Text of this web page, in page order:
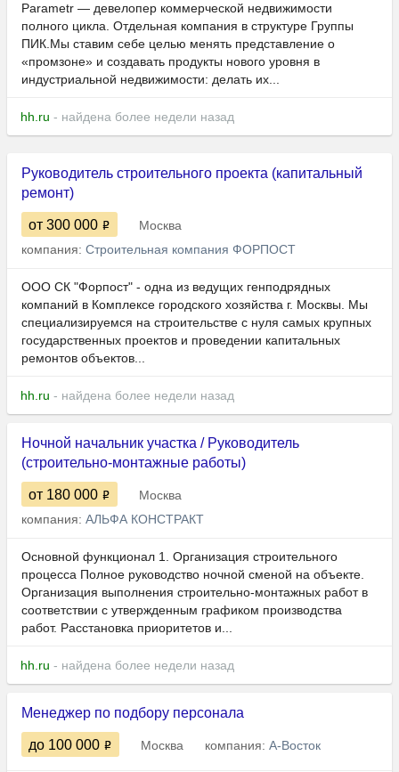
Parametr — девелопер коммерческой недвижимости
полного цикла. Отдельная компания в структуре Группы
ПИК.Мы ставим себе целью менять представление о
«промзоне» и создавать продукты нового уровня в
индустриальной недвижимости: делать их...
hh.ru - найдена более недели назад
Руководитель строительного проекта (капитальный
ремонт)
от 300 000
Москва
компания: Строительная компания ФОРПОСТ
ООО СК "Форпост" - одна из ведущих генподрядных
компаний в Комплексе городского хозяйства г. Москвы. Мы
специализируемся на строительстве с нуля самых крупных
государственных проектов и проведении капитальных
ремонтов объектов...
hh.ru - найдена более недели назад
Ночной начальник участка / Руководитель
(строительно-монтажные работы)
от 180 000
Москва
компания: АЛЬФА КОНСТРАКТ
Основной функционал 1. Организация строительного
процесса Полное руководство ночной сменой на объекте.
Организация выполнения строительно-монтажных работ в
соответствии с утвержденным графиком производства
работ. Расстановка приоритетов и...
hh.ru - найдена более недели назад
Менеджер по подбору персонала
до 100 000 Москва компания: А-Восток